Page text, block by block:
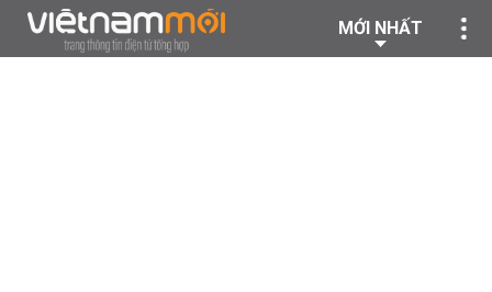
MỚI NHẤT